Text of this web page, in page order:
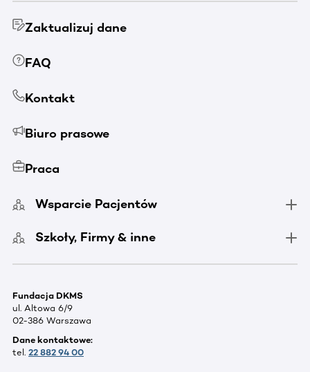
Zaktualizuj dane
FAQ
Kontakt
Biuro prasowe
Praca
Wsparcie Pacjentów
Szkoły, Firmy & inne
Fundacja DKMS
ul. Altowa 6/9
02-386 Warszawa
Dane kontaktowe:
tel. 22 882 94 00